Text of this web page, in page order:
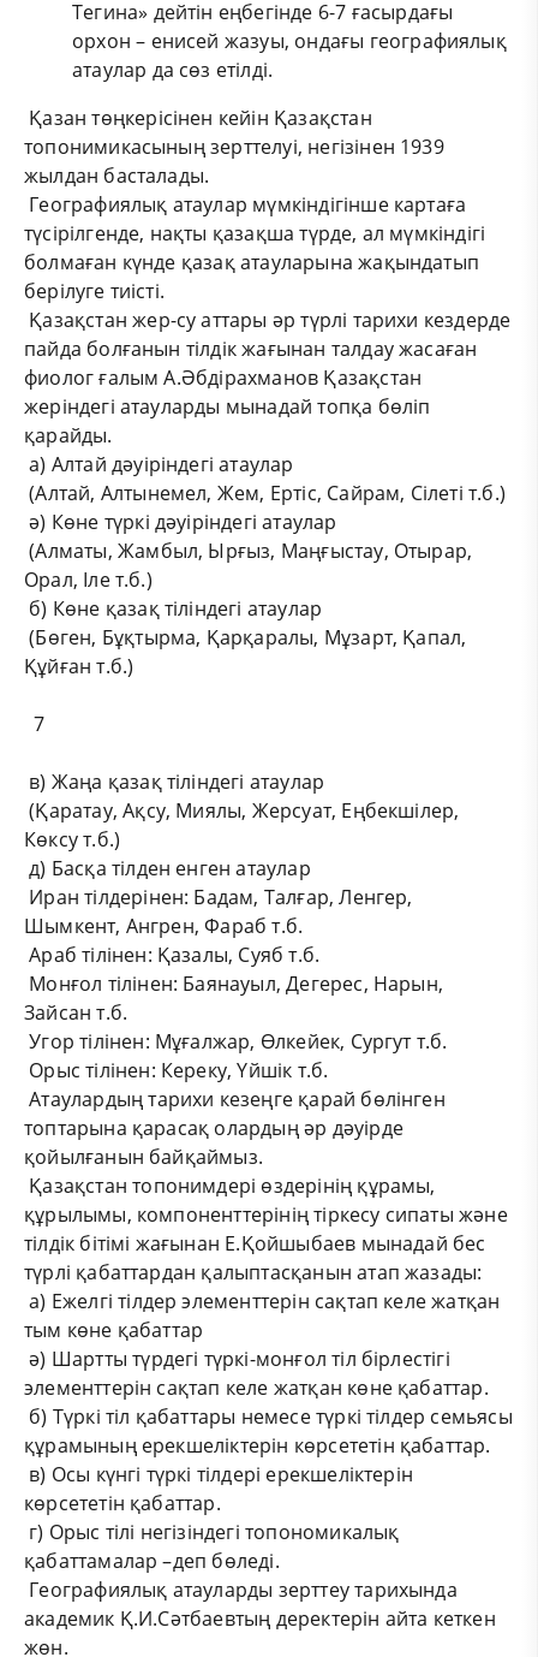
Тегина» дейтін еңбегінде 6-7 ғасырдағы
орхон – енисей жазуы, ондағы географиялық
атаулар да сөз етілді.
Қазан төңкерісінен кейін Қазақстан
топонимикасының зерттелуі, негізінен 1939
жылдан басталады.
Географиялық атаулар мүмкіндігінше картаға
түсірілгенде, нақты қазақша түрде, ал мүмкіндігі
болмаған күнде қазақ атауларына жақындатып
берілуге тиісті.
Қазақстан жер-су аттары әр түрлі тарихи кездерде
пайда болғанын тілдік жағынан талдау жасаған
фиолог ғалым А.Әбдірахманов Қазақстан
жеріндегі атауларды мынадай топқа бөліп
қарайды.
а) Алтай дәуіріндегі атаулар
(Алтай, Алтынемел, Жем, Ертіс, Сайрам, Сілеті т.б.)
ә) Көне түркі дәуіріндегі атаулар
(Алматы, Жамбыл, Ырғыз, Маңғыстау, Отырар,
Орал, Іле т.б.)
б) Көне қазақ тіліндегі атаулар
(Бөген, Бұқтырма, Қарқаралы, Мұзарт, Қапал,
Құйған т.б.)
7
в) Жаңа қазақ тіліндегі атаулар
(Қаратау, Ақсу, Миялы, Жерсуат, Еңбекшілер,
Көксу т.б.)
д) Басқа тілден енген атаулар
Иран тілдерінен: Бадам, Талғар, Ленгер,
Шымкент, Ангрен, Фараб т.б.
Араб тілінен: Қазалы, Суяб т.б.
Монғол тілінен: Баянауыл, Дегерес, Нарын,
Зайсан т.б.
Угор тілінен: Мұғалжар, Өлкейек, Сургут т.б.
Орыс тілінен: Кереку, Үйшік т.б.
Атаулардың тарихи кезеңге қарай бөлінген
топтарына қарасақ олардың әр дәуірде
қойылғанын байқаймыз.
Қазақстан топонимдері өздерінің құрамы,
құрылымы, компоненттерінің тіркесу сипаты және
тілдік бітімі жағынан Е.Қойшыбаев мынадай бес
түрлі қабаттардан қалыптасқанын атап жазады:
а) Ежелгі тілдер элементтерін сақтап келе жатқан
тым көне қабаттар
ә) Шартты түрдегі түркі-монғол тіл бірлестігі
элементтерін сақтап келе жатқан көне қабаттар.
б) Түркі тіл қабаттары немесе түркі тілдер семьясы
құрамының ерекшеліктерін көрсететін қабаттар.
в) Осы күнгі түркі тілдері ерекшеліктерін
көрсететін қабаттар.
г) Орыс тілі негізіндегі топономикалық
қабаттамалар –деп бөледі.
Географиялық атауларды зерттеу тарихында
академик Қ.И.Сәтбаевтың деректерін айта кеткен
жөн.